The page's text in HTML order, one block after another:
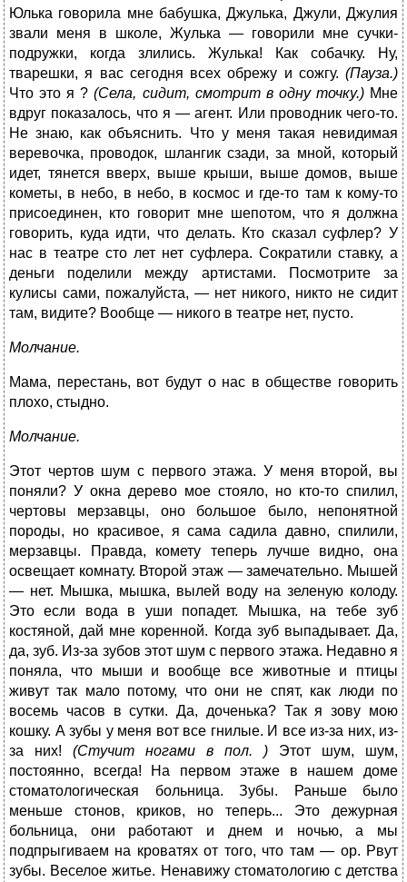
Юлька говорила мне бабушка, Джулька, Джули, Джулия
звали меня в школе, Жулька — говорили мне сучки-
подружки, когда злились. Жулька! Как собачку. Ну,
тварешки, я вас сегодня всех обрежу и сожгу. (Пауза.)
Что это я ?(Села, сидит, смотрит в одну точку.)Мне
вдруг показалось, что я — агент. Или проводник чего-то.
Не знаю, как объяснить. Что у меня такая невидимая
веревочка, проводок, шлангик сзади, за мной, который
идет, тянется вверх, выше крыши, выше домов, выше
кометы, в небо, в небо, в космос и где-то там к кому-то
присоединен, кто говорит мне шепотом, что я должна
говорить, куда идти, что делать. Кто сказал суфлер? У
нас в театре сто лет нет суфлера. Сократили ставку, а
деньги поделили между артистами. Посмотрите за
кулисы сами, пожалуйста, — нет никого, никто не сидит
там, видите? Вообще — никого в театре нет, пусто.
Молчание.
Мама, перестань, вот будут о нас в обществе говорить
плохо, стыдно.
Молчание.
Этот чертов шум с первого этажа. У меня второй, вы
поняли? У окна дерево мое стояло, но кто-то спилил,
чертовы мерзавцы, оно большое было, непонятной
породы, но красивое, я сама садила давно, спилили,
мерзавцы. Правда, комету теперь лучше видно, она
освещает комнату. Второй этаж — замечательно. Мышей
— нет. Мышка, мышка, вылей воду на зеленую колоду.
Это если вода в уши попадет. Мышка, на тебе зуб
костяной, дай мне коренной. Когда зуб выпадывает. Да,
да, зуб. Из-за зубов этот шум с первого этажа. Недавно я
поняла, что мыши и вообще все животные и птицы
живут так мало потому, что они не спят, как люди по
восемь часов в сутки. Да, доченька? Так я зову мою
кошку. А зубы у меня вот все гнилые. И все из-за них, из-
за них! (Стучит ногами в пол. ) Этот шум, шум,
постоянно, всегда! На первом этаже в нашем доме
стоматологическая больница. Зубы. Раньше было
меньше стонов, криков, но теперь... Это дежурная
больница, они работают и днем и ночью, а мы
подпрыгиваем на кроватях от того, что там — ор. Рвут
зубы. Веселое житье. Ненавижу стоматологию с детства